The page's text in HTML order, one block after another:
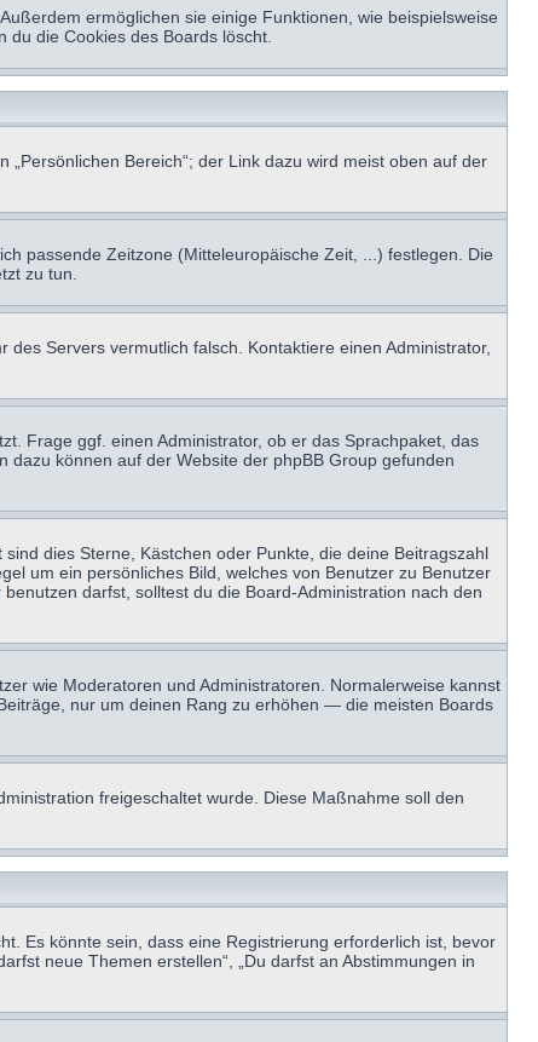
ermöglichen sie einige Funktionen, wie beispielsweise
du die Cookies des Boards löscht.
Bereich“; der Link dazu wird meist oben auf der
passende Zeitzone (Mitteleuropäische Zeit, ...) festlegen. Die
zu tun.
Servers vermutlich falsch. Kontaktiere einen Administrator,
Frage ggf. einen Administrator, ob er das Sprachpaket, das
können auf der Website der phpBB Group gefunden
dies Sterne, Kästchen oder Punkte, die deine Beitragszahl
um ein persönliches Bild, welches von Benutzer zu Benutzer
darfst, solltest du die Board-Administration nach den
wie Moderatoren und Administratoren. Normalerweise kannst
nur um deinen Rang zu erhöhen — die meisten Boards
freigeschaltet wurde. Diese Maßnahme soll den
Es könnte sein, dass eine Registrierung erforderlich ist, bevor
neue Themen erstellen“, „Du darfst an Abstimmungen in